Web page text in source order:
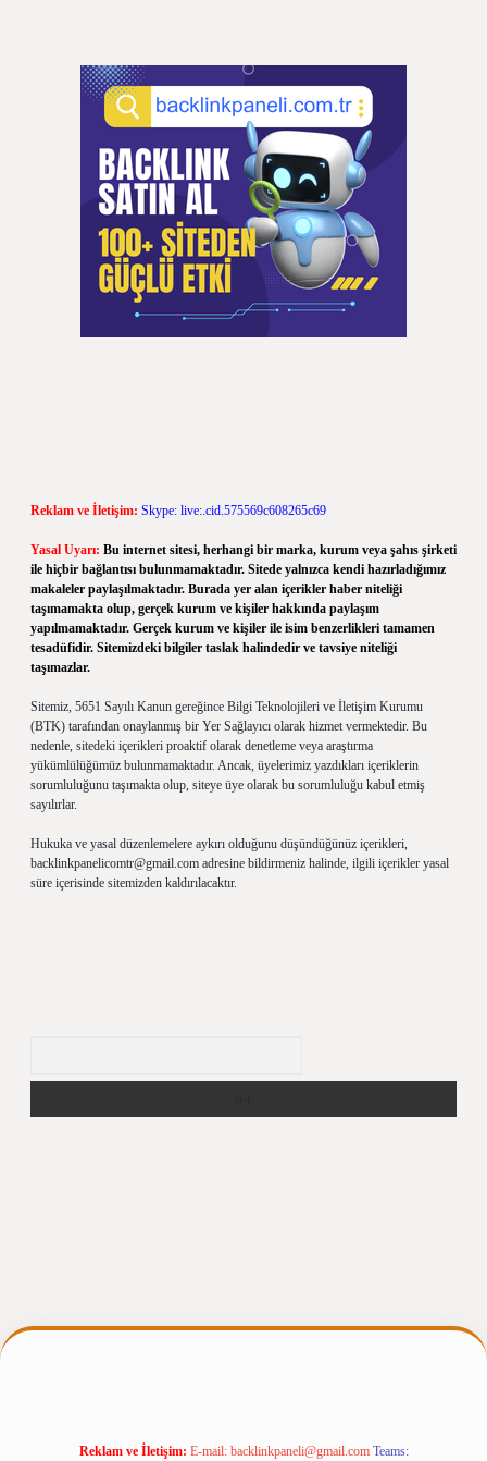
Reklam ve İletişim: Skype: live:.cid.575569c608265c69
Yasal Uyarı: Bu internet sitesi, herhangi bir marka, kurum veya şahıs şirketi
ile hiçbir bağlantısı bulunmamaktadır. Sitede yalnızca kendi hazırladığımız
makaleler paylaşılmaktadır. Burada yer alan içerikler haber niteliği
taşımamakta olup, gerçek kurum ve kişiler hakkında paylaşım
yapılmamaktadır. Gerçek kurum ve kişiler ile isim benzerlikleri tamamen
tesadüfidir. Sitemizdeki bilgiler taslak halindedir ve tavsiye niteliği
taşımazlar.
Sitemiz, 5651 Sayılı Kanun gereğince Bilgi Teknolojileri ve İletişim Kurumu
(BTK) tarafından onaylanmış bir Yer Sağlayıcı olarak hizmet vermektedir. Bu
nedenle, sitedeki içerikleri proaktif olarak denetleme veya araştırma
yükümlülüğümüz bulunmamaktadır. Ancak, üyelerimiz yazdıkları içeriklerin
sorumluluğunu taşımakta olup, siteye üye olarak bu sorumluluğu kabul etmiş
sayılırlar.
Hukuka ve yasal düzenlemelere aykırı olduğunu düşündüğünüz içerikleri,
backlinkpanelicomtr@gmail.com adresine bildirmeniz halinde, ilgili içerikler yasal
süre içerisinde sitemizden kaldırılacaktır.
Reklam ve İletişim: E-mail: backlinkpaneli@gmail.com Teams: